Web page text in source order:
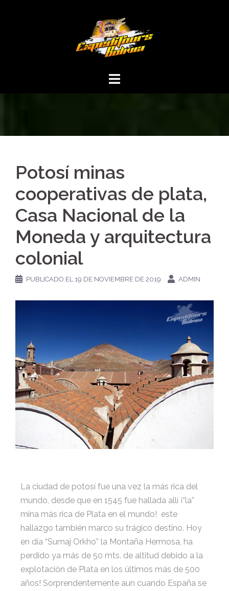
Potosí minas
cooperativas de plata,
Casa Nacional de la
Moneda y arquitectura
colonial
PUBLICADO EL 19 DE NOVIEMBRE DE 2019 ADMIN
La ciudad de potosí fue una vez la más rica del
mundo, desde que en 1545 fue hallada allí ¡“la”
mina más rica de Plata en el mundo! este
hallazgo también marco su trágico destino. Hoy
en día “Sumaj Orkho” la Montaña Hermosa, ha
perdido ya más de 50 mts. de altitud debido a la
explotación de Plata en los últimos más de 500
años! Sorprendentemente aun cuando España se